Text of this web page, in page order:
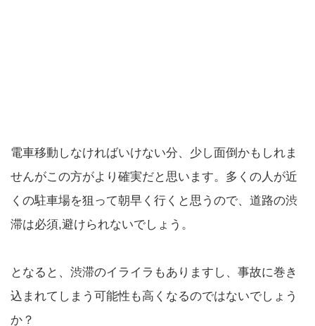
電車移動しなければいけない分、少し面倒かもしれま
せんがこの方がより確実だと思います。多くの人が近
くの駐車場を狙って朝早く行くと思うので、道路の渋
滞は必須,避けられないでしょう。
となると、渋滞のイライラもありますし、事故に巻き
込まれてしまう可能性も高くなるのではないでしょう
か？